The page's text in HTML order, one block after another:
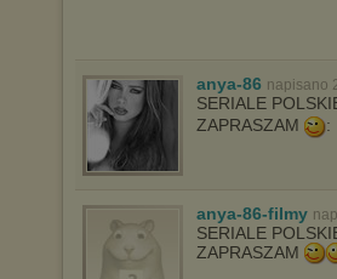
anya-86 napisano
SERIALE
ZAPRASZAM
:
anya-86-filmy
SERIALE
ZAPRASZAM